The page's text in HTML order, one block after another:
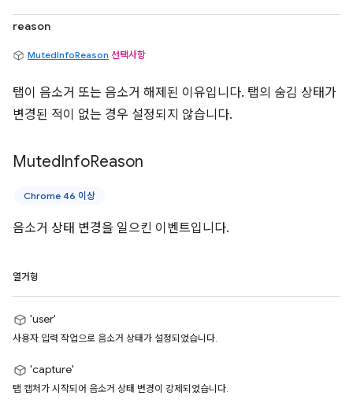
reason
MutedInfoReason 선택사항
탭이 음소거 또는 음소거 해제된 이유입니다. 탭의 숨김 상태가
변경된 적이 없는 경우 설정되지 않습니다.
MutedInfoReason
Chrome 46 이상
음소거 상태 변경을 일으킨 이벤트입니다.
열거형
'user'
사용자 입력 작업으로 음소거 상태가 설정되었습니다.
'capture'
탭 캡처가 시작되어 음소거 상태 변경이 강제되었습니다.